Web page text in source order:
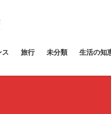
ス 旅行 未分類 生活の知